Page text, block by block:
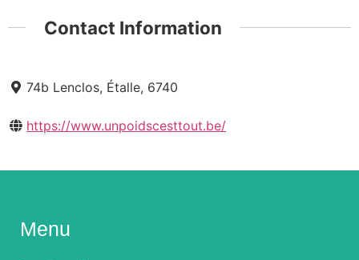
Contact Information
74b Lenclos, Étalle, 6740
https://www.unpoidscesttout.be/
Menu